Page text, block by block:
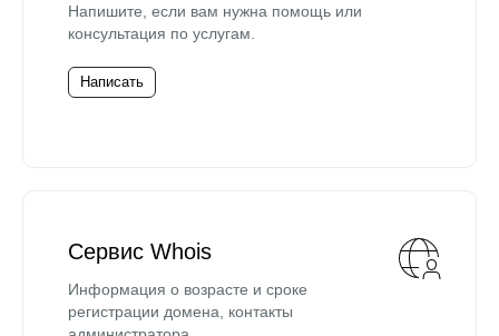
Напишите, если вам нужна помощь или
консультация по услугам.
Написать
Сервис Whois
Информация о возрасте и сроке
регистрации домена, контакты